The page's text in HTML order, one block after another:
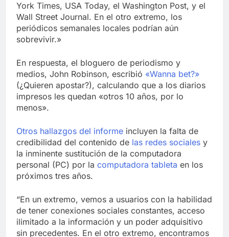
York Times, USA Today, el Washington Post, y el
Wall Street Journal. En el otro extremo, los
periódicos semanales locales podrían aún
sobrevivir.»
En respuesta, el bloguero de periodismo y
medios, John Robinson, escribió «Wanna bet?»
(¿Quieren apostar?), calculando que a los diarios
impresos les quedan «otros 10 años, por lo
menos».
Otros hallazgos del informe incluyen la falta de
credibilidad del contenido de las redes sociales y
la inminente sustitución de la computadora
personal (PC) por la computadora tableta en los
próximos tres años.
“En un extremo, vemos a usuarios con la habilidad
de tener conexiones sociales constantes, acceso
ilimitado a la información y un poder adquisitivo
sin precedentes. En el otro extremo, encontramos